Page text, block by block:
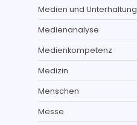
Medien und Unterhaltung
Medienanalyse
Medienkompetenz
Medizin
Menschen
Messe